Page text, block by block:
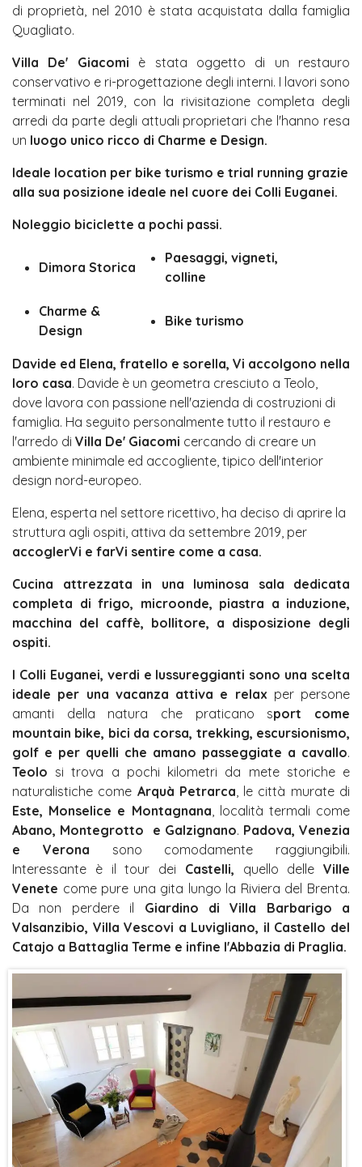
di proprietà, nel 2010 è stata acquistata dalla famiglia
Quagliato.
Villa De' Giacomi è stata oggetto di un restauro
conservativo e ri-progettazione degli interni. I lavori sono
terminati nel 2019, con la rivisitazione completa degli
arredi da parte degli attuali proprietari che l'hanno resa
un luogo unico ricco di Charme e Design.
Ideale location per bike turismo e trial running grazie
alla sua posizione ideale nel cuore dei Colli Euganei.
Noleggio biciclette a pochi passi.
Dimora Storica
Paesaggi, vigneti,
colline
Charme &
Design
Bike turismo
Davide ed Elena, fratello e sorella, Vi accolgono nella
loro casa. Davide è un geometra cresciuto a Teolo,
dove lavora con passione nell'azienda di costruzioni di
famiglia. Ha seguito personalmente tutto il restauro e
l'arredo di Villa De' Giacomi cercando di creare un
ambiente minimale ed accogliente, tipico dell'interior
design nord-europeo.
Elena, esperta nel settore ricettivo, ha deciso di aprire la
struttura agli ospiti, attiva da settembre 2019, per
accoglerVi e farVi sentire come a casa.
Cucina attrezzata in una luminosa sala dedicata
completa di frigo, microonde, piastra a induzione,
macchina del caffè, bollitore, a disposizione degli
ospiti.
I Colli Euganei, verdi e lussureggianti sono una scelta
ideale per una vacanza attiva e relax per persone
amanti della natura che praticano sport come
mountain bike, bici da corsa, trekking, escursionismo,
golf e per quelli che amano passeggiate a cavallo.
Teolo si trova a pochi kilometri da mete storiche e
naturalistiche come Arquà Petrarca , le città murate di
Este, Monselice e Montagnana , località termali come
Abano, Montegrotto e Galzignano. Padova, Venezia
e Verona sono comodamente raggiungibili.
Interessante è il tour dei Castelli, quello delle Ville
Venete come pure una gita lungo la Riviera del Brenta.
Da non perdere il Giardino di Villa Barbarigo a
Valsanzibio, Villa Vescovi a Luvigliano, il Castello del
Catajo a Battaglia Terme e infine l'Abbazia di Praglia.